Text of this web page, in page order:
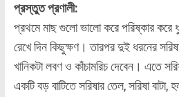
প্রস্তুত প্রণালী:
প্রথমে মাছ গুলো ভালো করে পরিষ্কার করে
রেখে দিন কিছুক্ষণ। তারপর দুই ধরনের
খানিকটা লবণ ও কাঁচামরিচ দেবেন। এতে
একটি বড় বাটিতে সরিষার তেল, সরিষা